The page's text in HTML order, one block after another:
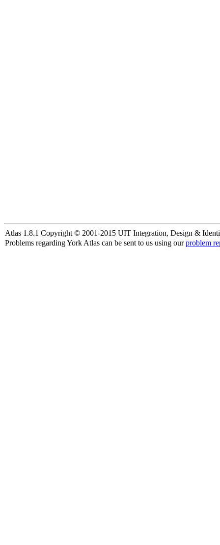
Atlas 1.8.1 Copyright © 2001-2015 UIT Integration, Design &
Problems regarding York Atlas can be sent to us using ourproblem